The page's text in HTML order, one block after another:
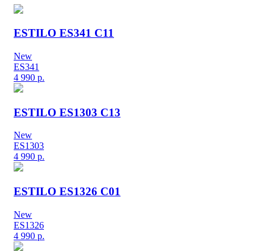
ESTILO ES341 C11
New
ES341
4 990 р.
ESTILO ES1303 C13
New
ES1303
4 990 р.
ESTILO ES1326 C01
New
ES1326
4 990 р.